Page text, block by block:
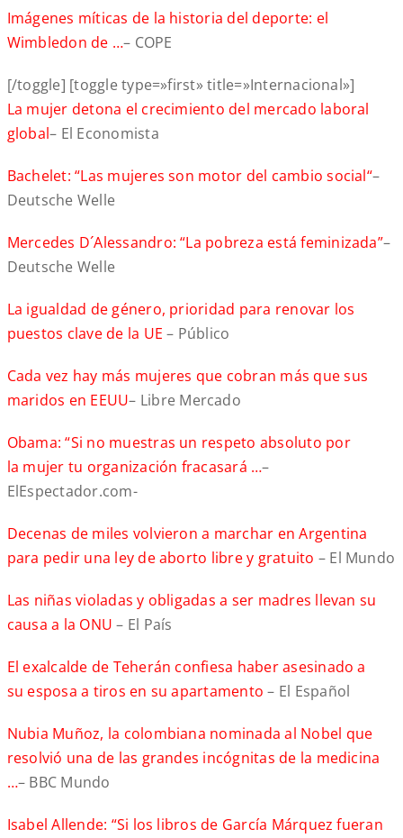
Imágenes míticas de la historia del deporte: el
Wimbledon de …– COPE
[/toggle] [toggle type=»first» title=»Internacional»]
La mujer detona el crecimiento del mercado laboral
global– El Economista
Bachelet: “Las mujeres son motor del cambio social“–
Deutsche Welle
Mercedes D´Alessandro: “La pobreza está feminizada”–
Deutsche Welle
La igualdad de género, prioridad para renovar los
puestos clave de la UE – Público
Cada vez hay más mujeres que cobran más que sus
maridos en EEUU– Libre Mercado
Obama: “Si no muestras un respeto absoluto por
la mujer tu organización fracasará …–
ElEspectador.com-
Decenas de miles volvieron a marchar en Argentina
para pedir una ley de aborto libre y gratuito – El Mundo
Las niñas violadas y obligadas a ser madres llevan su
causa a la ONU – El País
El exalcalde de Teherán confiesa haber asesinado a
su esposa a tiros en su apartamento – El Español
Nubia Muñoz, la colombiana nominada al Nobel que
resolvió una de las grandes incógnitas de la medicina
…– BBC Mundo
Isabel Allende: “Si los libros de García Márquez fueran